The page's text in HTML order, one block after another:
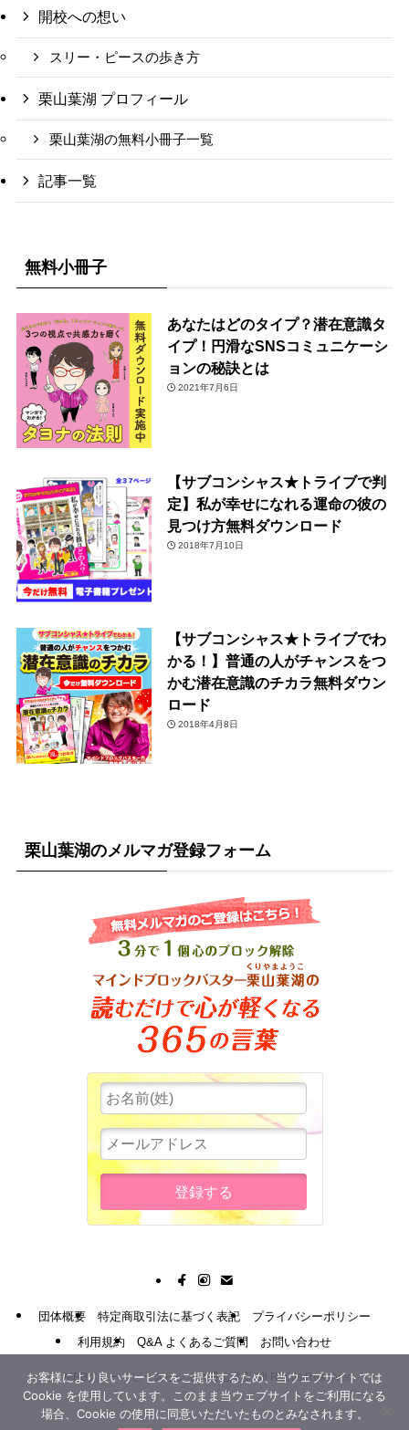
開校への想い
スリー・ピースの歩き方
栗山葉湖 プロフィール
栗山葉湖の無料小冊子一覧
記事一覧
無料小冊子
あなたはどのタイプ？潜在意識タ
イプ！円滑なSNSコミュニケーシ
ョンの秘訣とは
2021年7月6日
【サブコンシャス★トライブで判
定】私が幸せになれる運命の彼の
見つけ方無料ダウンロード
2018年7月10日
【サブコンシャス★トライブでわ
かる！】普通の人がチャンスをつ
かむ潜在意識のチカラ無料ダウン
ロード
2018年4月8日
栗山葉湖のメルマガ登録フォーム
団体概要 特定商取引法に基づく表記
プライバシーポリシー
利用規約
Q&A よくあるご質問 お問い合わせ
©MBBスリー・ピースビジネス通信講座 All Rights Reserved.
お客様により良いサービスをご提供するため、当ウェブサイトでは
Cookie を使用しています。このまま当ウェブサイトをご利用になる
場合、Cookie の使用に同意いただいたものとみなされます。